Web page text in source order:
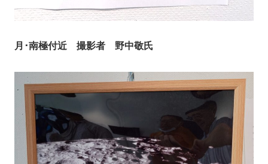
月･南極付近 撮影者 野中敬氏